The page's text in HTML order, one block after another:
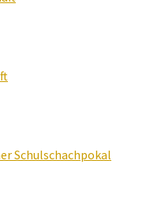
Schulschachpokal